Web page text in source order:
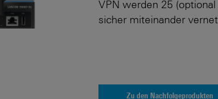
VPN werden 25
sicher miteinander
Zu den Nachfolgeprodukten